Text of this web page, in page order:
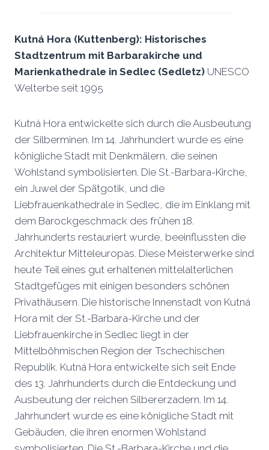
Kutná Hora (Kuttenberg): Historisches
Stadtzentrum mit Barbarakirche und
Marienkathedrale in Sedlec (Sedletz) UNESCO
Welterbe seit 1995
Kutná Hora entwickelte sich durch die Ausbeutung
der Silberminen. Im 14. Jahrhundert wurde es eine
königliche Stadt mit Denkmälern, die seinen
Wohlstand symbolisierten. Die St.-Barbara-Kirche,
ein Juwel der Spätgotik, und die
Liebfrauenkathedrale in Sedlec, die im Einklang mit
dem Barockgeschmack des frühen 18.
Jahrhunderts restauriert wurde, beeinflussten die
Architektur Mitteleuropas. Diese Meisterwerke sind
heute Teil eines gut erhaltenen mittelalterlichen
Stadtgefüges mit einigen besonders schönen
Privathäusern. Die historische Innenstadt von Kutná
Hora mit der St.-Barbara-Kirche und der
Liebfrauenkirche in Sedlec liegt in der
Mittelböhmischen Region der Tschechischen
Republik. Kutná Hora entwickelte sich seit Ende
des 13. Jahrhunderts durch die Entdeckung und
Ausbeutung der reichen Silbererzadern. Im 14.
Jahrhundert wurde es eine königliche Stadt mit
Gebäuden, die ihren enormen Wohlstand